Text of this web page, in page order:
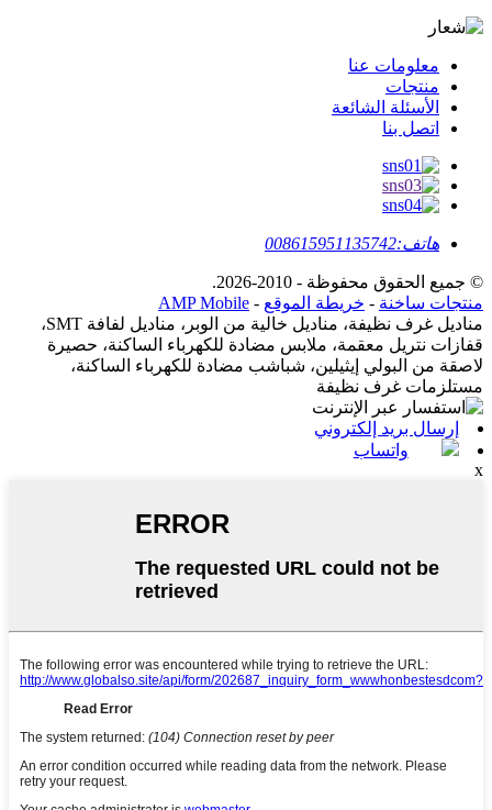
معلومات عنا
منتجات
الأسئلة الشائعة
اتصل بنا
هاتف:008615951135742
© جميع الحقوق محفوظة - 2010-2026.
منتجات ساخنة - خريطة الموقع -
AMP Mobile
مناديل غرف نظيفة، مناديل خالية من الوبر، مناديل لفافة SMT،
قفازات نتريل معقمة، ملابس مضادة للكهرباء الساكنة، حصيرة
لاصقة من البولي إيثيلين، شباشب مضادة للكهرباء الساكنة،
مستلزمات غرف نظيفة
إرسال بريد إلكتروني
واتساب
x